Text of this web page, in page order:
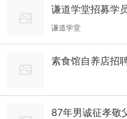
谦道学堂招募学
谦道学堂
素食馆自养店招
87年男诚征孝敬